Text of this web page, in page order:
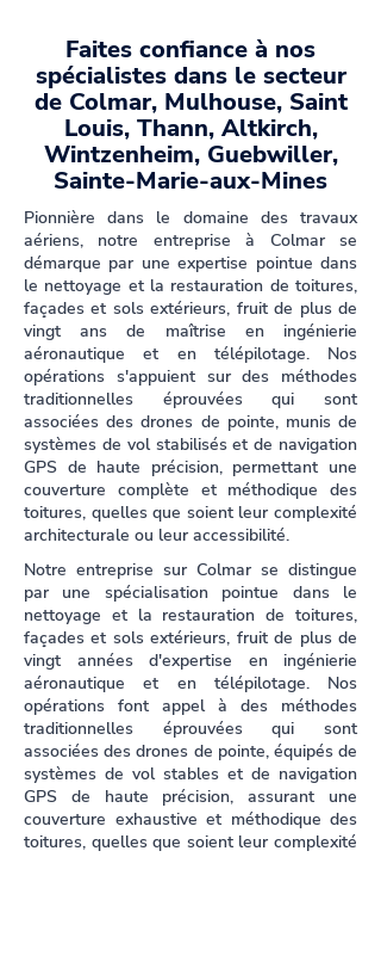
Faites confiance à nos
spécialistes dans le secteur
de Colmar, Mulhouse, Saint
Louis, Thann, Altkirch,
Wintzenheim, Guebwiller,
Sainte-Marie-aux-Mines
Pionnière dans le domaine des travaux
aériens, notre entreprise à Colmar se
démarque par une expertise pointue dans
le nettoyage et la restauration de toitures,
façades et sols extérieurs, fruit de plus de
vingt ans de maîtrise en ingénierie
aéronautique et en télépilotage. Nos
opérations s'appuient sur des méthodes
traditionnelles éprouvées qui sont
associées des drones de pointe, munis de
systèmes de vol stabilisés et de navigation
GPS de haute précision, permettant une
couverture complète et méthodique des
toitures, quelles que soient leur complexité
architecturale ou leur accessibilité.
Notre entreprise sur Colmar se distingue
par une spécialisation pointue dans le
nettoyage et la restauration de toitures,
façades et sols extérieurs, fruit de plus de
vingt années d'expertise en ingénierie
aéronautique et en télépilotage. Nos
opérations font appel à des méthodes
traditionnelles éprouvées qui sont
associées des drones de pointe, équipés de
systèmes de vol stables et de navigation
GPS de haute précision, assurant une
couverture exhaustive et méthodique des
toitures, quelles que soient leur complexité